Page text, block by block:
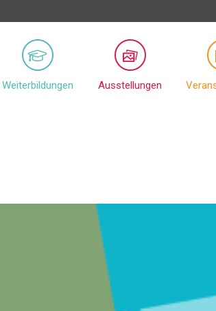
Weiterbildungen Ausstellungen